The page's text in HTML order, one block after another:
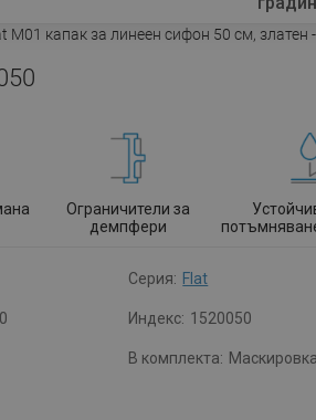
M01 капак за линеен сифон 50 см, златен
Ограничители за
демпфери
Серия: Flat
Индекс: 1520050
В комплекта: Маскировка